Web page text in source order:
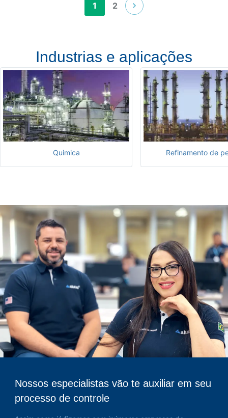
1 2
Industrias e aplicações
Quimica Refinamento de
Nossos especialistas vão te auxiliar em seu
processo de controle